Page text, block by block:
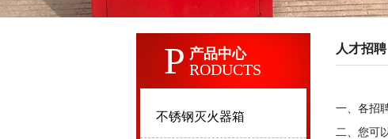
P 产品中心
RODUCTS
不锈钢灭火器箱
人才招聘
一、各招
二、您可